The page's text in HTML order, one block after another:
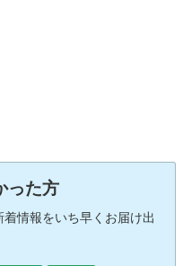
った方
情報をいち早くお届け出